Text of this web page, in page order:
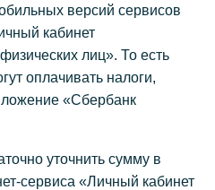
версий сервисов
кабинет
лиц». То есть
оплачивать налоги,
«Сбербанк
уточнить сумму в
сервиса «Личный кабинет